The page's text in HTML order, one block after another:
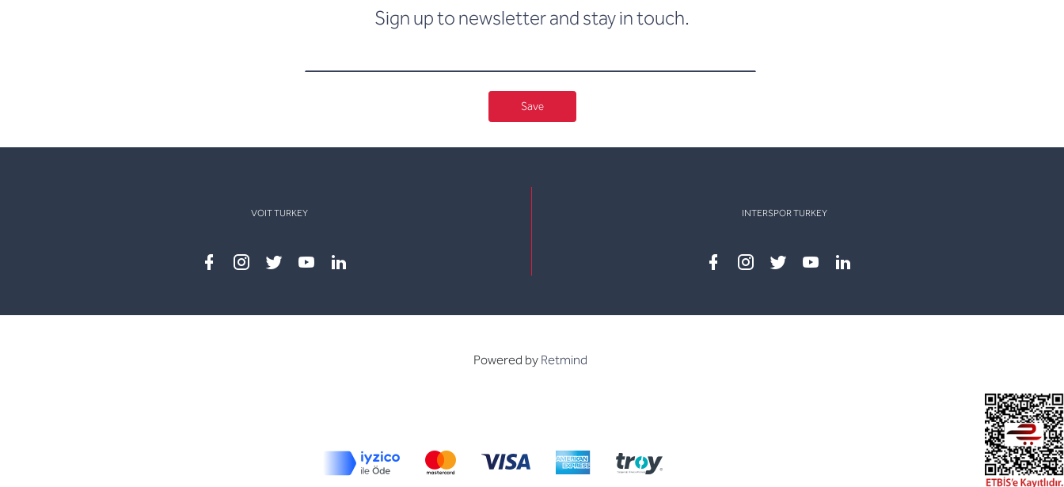
Sign up to newsletter and stay in touch.
Save
VOIT TURKEY INTERSPOR TURKEY
Powered by Retmind